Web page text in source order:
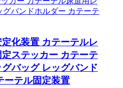
化装置 カテーテルレ
ステッカー カテーテ
バッグ レッグバンド
ーテル固定装置